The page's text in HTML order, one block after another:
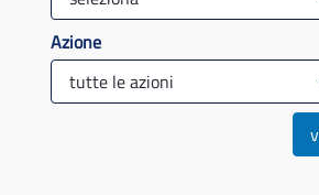
Azione